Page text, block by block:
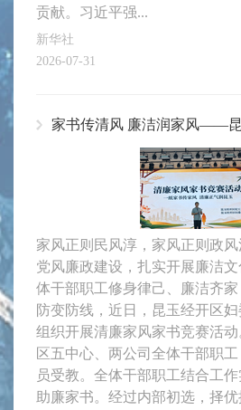
贡献。习近平强...
新华社
2026-07-31
家风正则民风淳，家风正则政
党风廉政建设，扎实开展廉洁
体干部职工修身律己、廉洁齐
防变防线，近日，昆玉经开区
组织开展清廉家风家书竞赛活
区五中心、两公司全体干部职
员受教。全体干部职工结合工
助廉家书。经过内部初选，择